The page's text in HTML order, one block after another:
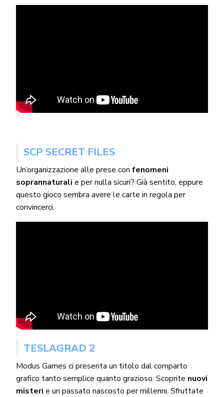
SCP SECRET FILES
Un’organizzazione alle prese con fenomeni
soprannaturali e per nulla sicuri? Già sentito, eppure
questo gioco sembra avere le carte in regola per
convincerci.
TESLAGRAD 2
Modus Games ci presenta un titolo dal comparto
grafico tanto semplice quanto grazioso. Scoprite nuovi
misteri e un passato nascosto per millenni. Sfruttate